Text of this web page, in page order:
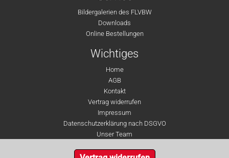
Bildergalerien des FLVBW
Downloads
Online Bestellungen
Wichtiges
Home
AGB
Kontakt
Vertrag widerrufen
Impressum
Datenschutzerklärung nach DSGVO
Unser Team